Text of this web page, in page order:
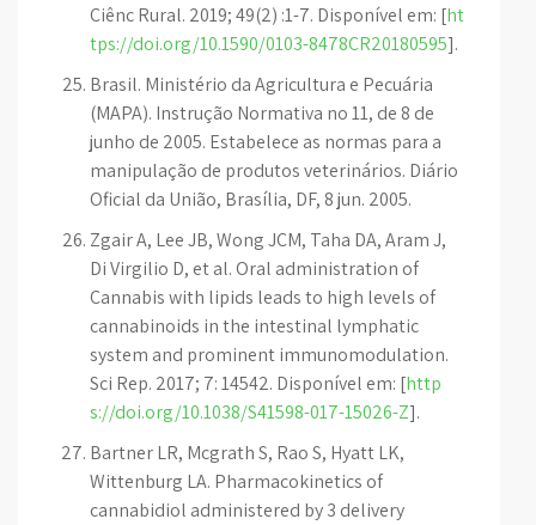
Ciênc Rural. 2019; 49(2) :1-7. Disponível em: [ht
tps://doi.org/10.1590/0103-8478CR20180595].
Brasil. Ministério da Agricultura e Pecuária
(MAPA). Instrução Normativa no 11, de 8 de
junho de 2005. Estabelece as normas para a
manipulação de produtos veterinários. Diário
Oficial da União, Brasília, DF, 8 jun. 2005.
Zgair A, Lee JB, Wong JCM, Taha DA, Aram J,
Di Virgilio D, et al. Oral administration of
Cannabis with lipids leads to high levels of
cannabinoids in the intestinal lymphatic
system and prominent immunomodulation.
Sci Rep. 2017; 7: 14542. Disponível em: [http
s://doi.org/10.1038/S41598-017-15026-Z].
Bartner LR, Mcgrath S, Rao S, Hyatt LK,
Wittenburg LA. Pharmacokinetics of
cannabidiol administered by 3 delivery